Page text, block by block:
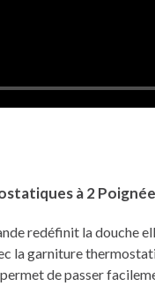
à 2
redéfinit la douche
la garniture
de passer